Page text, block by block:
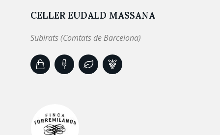
CELLER EUDALD MASSANA
Subirats (Comtats de Barcelona)